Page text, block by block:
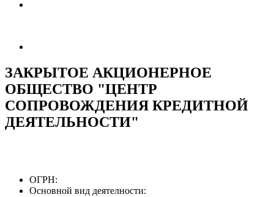
ЗАКРЫТОЕ АКЦИОНЕРНОЕ
ОБЩЕСТВО "ЦЕНТР
СОПРОВОЖДЕНИЯ КРЕДИТНОЙ
ДЕЯТЕЛЬНОСТИ"
ОГРН:
Основной вид деятелности: